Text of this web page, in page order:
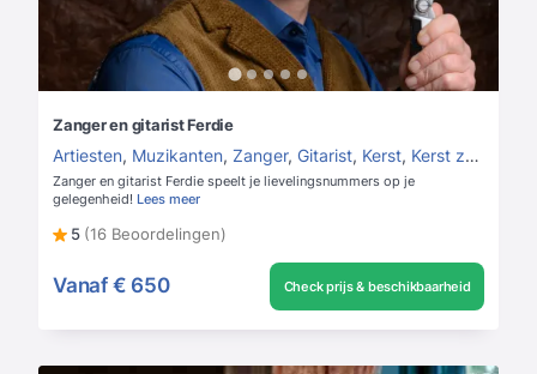
Zanger en gitarist Ferdie
Artiesten, Muzikanten, Zanger, Gitarist, Kerst, Kerst zanger
Zanger en gitarist Ferdie speelt je lievelingsnummers op je
gelegenheid! Lees meer
5 (16 Beoordelingen)
Vanaf € 650 Check prijs & beschikbaarheid